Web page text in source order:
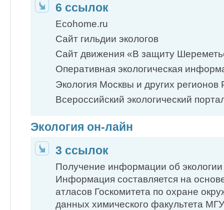
6 ссылок
Ecohome.ru
Сайт гильдии экологов
Сайт движения «В защиту
Оперативная экологическая
Экология Москвы и других регионов
Всероссийский экологический
Экология он-лайн
3 ссылок
Получение информации об
Информация составляется на
атласов Госкомитета по охране
данных химического факультета